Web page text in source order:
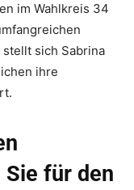
im Wahlkreis 34
sich Sabrina
ihre
für den